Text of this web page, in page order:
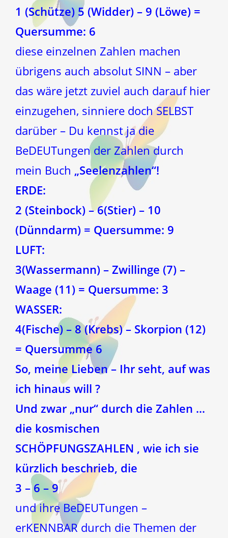
1 (Schütze) 5 (Widder) – 9 (Löwe) =
Quersumme: 6
diese einzelnen Zahlen machen
übrigens auch absolut SINN – aber
das wäre jetzt zuviel auch darauf hier
einzugehen, sinniere doch SELBST
darüber – Du kennst ja die
BeDEUTungen der Zahlen durch
mein Buch „Seelenzahlen“!
ERDE:
2 (Steinbock) – 6(Stier) – 10
(Dünndarm) = Quersumme: 9
LUFT:
3(Wassermann) – Zwillinge (7) –
Waage (11) = Quersumme: 3
WASSER:
4(Fische) – 8 (Krebs) – Skorpion (12)
= Quersumme 6
So, meine Lieben – Ihr seht, auf was
ich hinaus will ?
Und zwar „nur“ durch die Zahlen …
die kosmischen
SCHÖPFUNGSZAHLEN , wie ich sie
kürzlich beschrieb, die
3 – 6 – 9
und ihre BeDEUTungen –
erKENNBAR durch die Themen der